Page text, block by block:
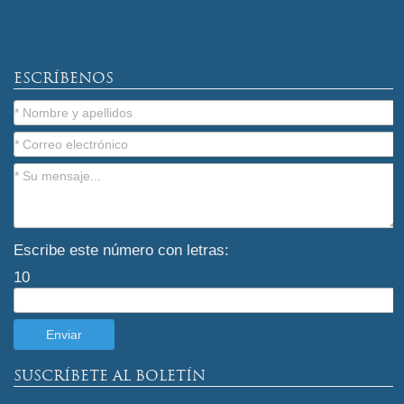
ESCRÍBENOS
Escribe este número con letras:
10
SUSCRÍBETE AL BOLETÍN